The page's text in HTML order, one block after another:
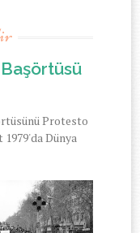
Protesto
Dünya